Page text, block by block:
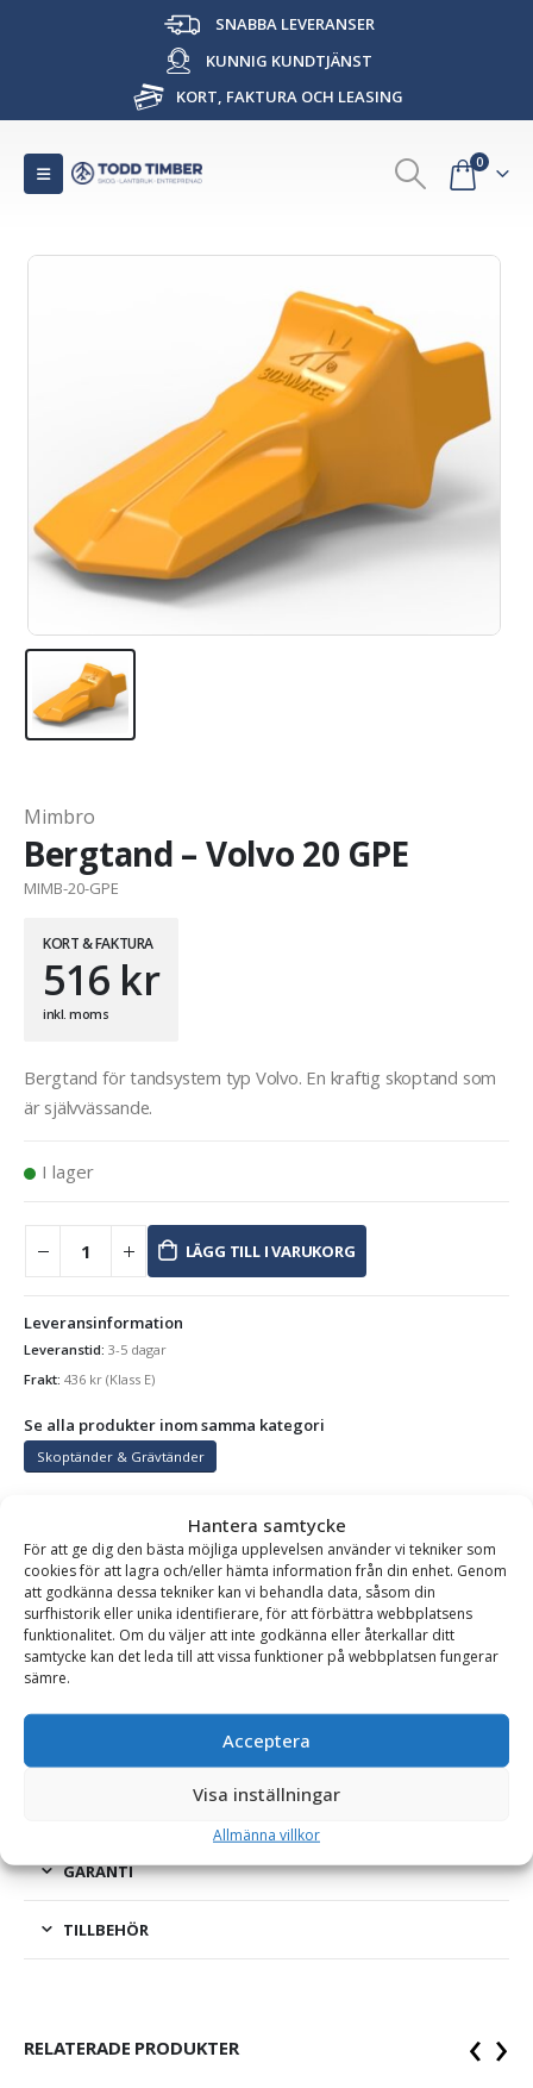
Hantera samtycke
För att ge dig den bästa möjliga upplevelsen använder vi tekniker som
cookies för att lagra och/eller hämta information från din enhet. Genom
att godkänna dessa tekniker kan vi behandla data, såsom din
surfhistorik eller unika identifierare, för att förbättra webbplatsens
funktionalitet. Om du väljer att inte godkänna eller återkallar ditt
samtycke kan det leda till att vissa funktioner på webbplatsen fungerar
sämre.
Acceptera
Visa inställningar
Allmänna villkor
SNABBA LEVERANSER
KUNNIG KUNDTJÄNST
KORT, FAKTURA OCH LEASING
0
Mimbro
Bergtand – Volvo 20 GPE
MIMB-20-GPE
KORT & FAKTURA
516 kr
inkl. moms
Bergtand för tandsystem typ Volvo. En kraftig skoptand som
är självvässande.
I lager
LÄGG TILL I VARUKORG
Leveransinformation
Leveranstid: 3-5 dagar
Frakt: 436 kr (Klass E)
Se alla produkter inom samma kategori
Skoptänder & Grävtänder
BESKRIVNING
Bergtand – Volvo 20 GPE
Bergtand för tandsystem typ Volvo. En kraftig skoptand som
är självvässande.
GARANTI
TILLBEHÖR
RELATERADE PRODUKTER ‹ ›